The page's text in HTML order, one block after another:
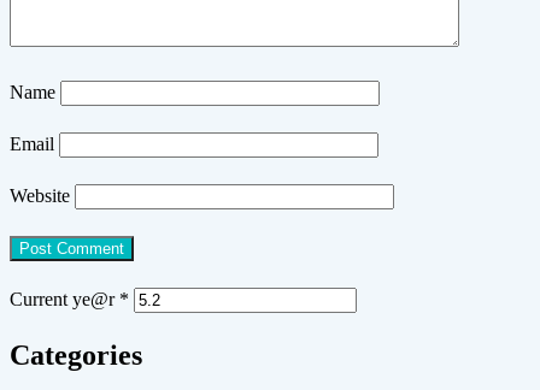
Name
Email
Website
Current ye@r *
Categories